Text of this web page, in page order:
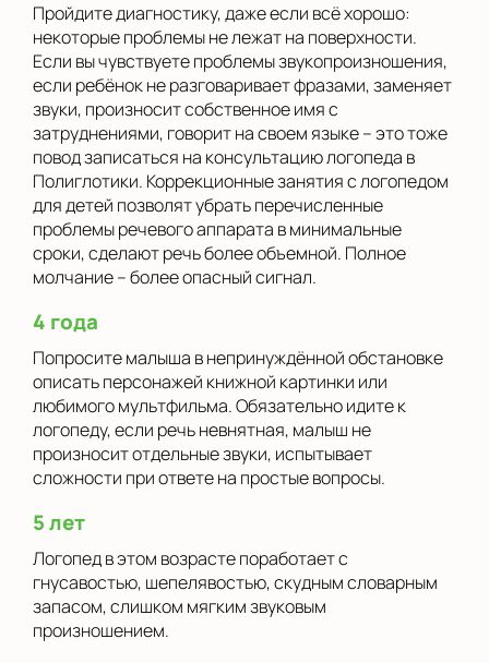
Пройдите диагностику, даже если всё хорошо:
некоторые проблемы не лежат на поверхности.
Если вы чувствуете проблемы звукопроизношения,
если ребёнок не разговаривает фразами, заменяет
звуки, произносит собственное имя с
затруднениями, говорит на своем языке – это тоже
повод записаться на консультацию логопеда в
Полиглотики. Коррекционные занятия с логопедом
для детей позволят убрать перечисленные
проблемы речевого аппарата в минимальные
сроки, сделают речь более объемной. Полное
молчание – более опасный сигнал.
4 года
Попросите малыша в непринуждённой обстановке
описать персонажей книжной картинки или
любимого мультфильма. Обязательно идите к
логопеду, если речь невнятная, малыш не
произносит отдельные звуки, испытывает
сложности при ответе на простые вопросы.
5 лет
Логопед в этом возрасте поработает с
гнусавостью, шепелявостью, скудным словарным
запасом, слишком мягким звуковым
произношением.